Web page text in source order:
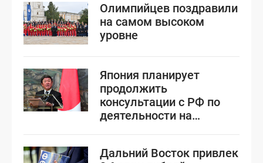
Олимпийцев поздравили
на самом высоком
уровне
Япония планирует
продолжить
консультации с РФ по
деятельности на
Дальний Восток привлек